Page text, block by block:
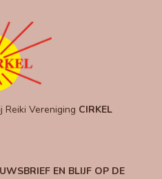
Vereniging CIRKEL
EN BLIJF OP DE